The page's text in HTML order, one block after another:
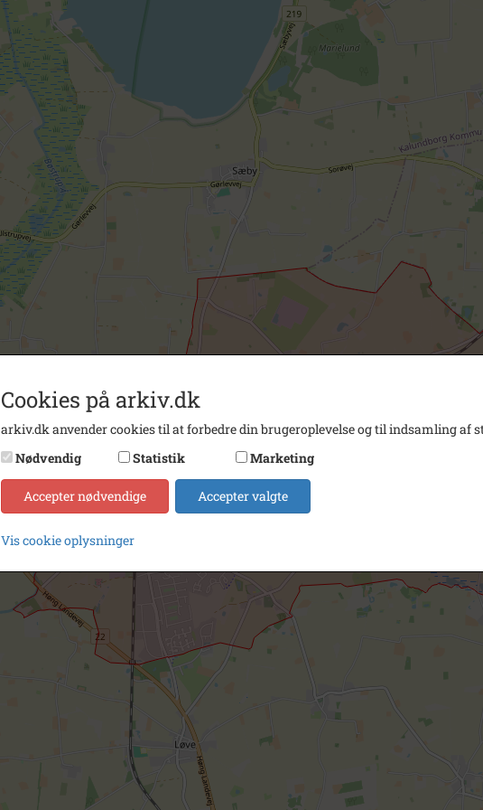
Cookies på arkiv.dk
arkiv.dk anvender cookies til at forbedre din brugeroplevelse og til indsamling af
Nødvendig
Statistik Marketing
Accepter nødvendige Accepter valgte
Vis cookie oplysninger